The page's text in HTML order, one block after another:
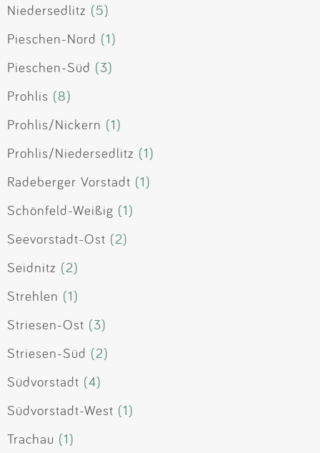
Niedersedlitz (5)
Pieschen-Nord (1)
Pieschen-Süd (3)
Prohlis (8)
Prohlis/Nickern (1)
Prohlis/Niedersedlitz (1)
Radeberger Vorstadt (1)
Schönfeld-Weißig (1)
Seevorstadt-Ost (2)
Seidnitz (2)
Strehlen (1)
Striesen-Ost (3)
Striesen-Süd (2)
Südvorstadt (4)
Südvorstadt-West (1)
Trachau (1)